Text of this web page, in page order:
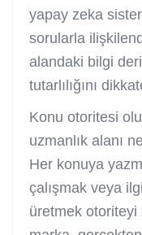
yapay zeka
sorularla
alandaki bilgi
tutarlılığını
Konu otoritesi
uzmanlık alanı
Her konuya
çalışmak veya
üretmek otoriteyi